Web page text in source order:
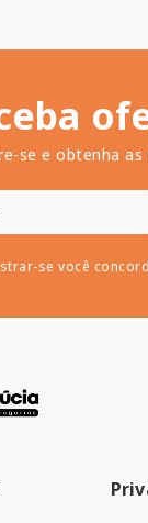
se e obtenha
se você